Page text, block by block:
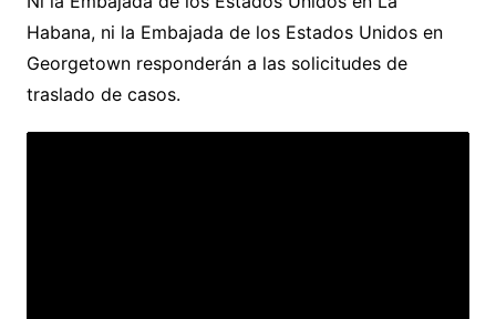
Habana, ni la Embajada de los Estados Unidos en
Georgetown responderán a las solicitudes de
traslado de casos.